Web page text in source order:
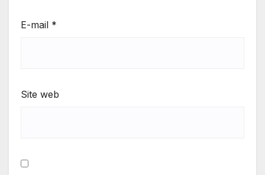
E-mail *
Site web